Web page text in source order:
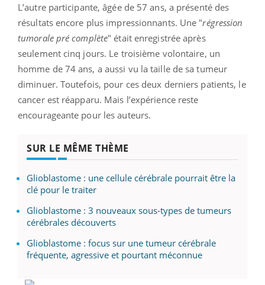
L’autre participante, âgée de 57 ans, a présenté des
résultats encore plus impressionnants. Une "régression
tumorale pré complète" était enregistrée après
seulement cinq jours. Le troisième volontaire, un
homme de 74 ans, a aussi vu la taille de sa tumeur
diminuer. Toutefois, pour ces deux derniers patients, le
cancer est réapparu. Mais l’expérience reste
encourageante pour les auteurs.
SUR LE MÊME THÈME
Glioblastome : une cellule cérébrale pourrait être la
clé pour le traiter
Glioblastome : 3 nouveaux sous-types de tumeurs
cérébrales découverts
Glioblastome : focus sur une tumeur cérébrale
fréquente, agressive et pourtant méconnue